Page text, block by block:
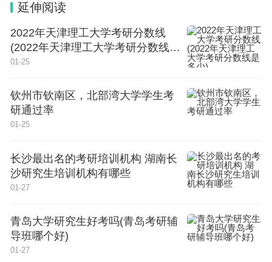
势短期还看不到有好转的迹象，今年大概率还会遇
冷。
九、计算机专业的热度会适当降低
随着互联网大厂不断传出裁员降薪的消息，给这几年
最热门的计算机专业泼了一点冷水，随着互联网大厂
十、电子信息、电气类专业热度上升
计算机专业冷了一点，其它工科专业必然会代替一部
分想学计算机的人，电子信息类和电气类专业最有希
望成为替代者。除了这两类以外，还会有其它工科专
业加入竞争者行列。
延伸阅读
2022年天津理工大学考研分数线
(2022年天津理工大学考研分数线是
多少)
01-25
钦州市钦南区，北部湾大学学生考
研通过率
01-25
长沙最出名的考研培训机构 湖南长
沙研究生培训机构有哪些
01-27
青岛大学研究生好考吗(青岛考研辅
导班哪个好)
01-27